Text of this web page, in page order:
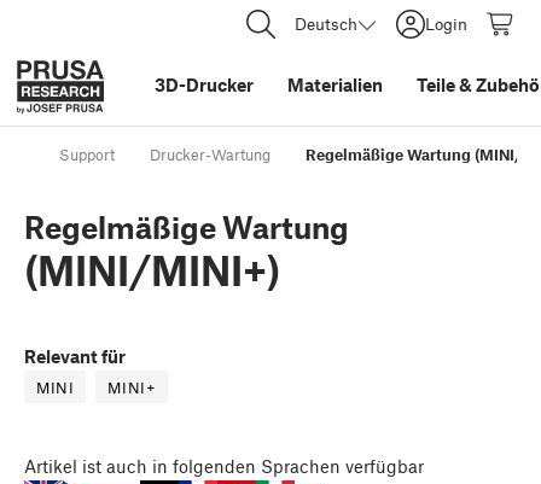
Deutsch Login
3D-Drucker Materialien Teile&
Support Drucker-Wartung Regelmäßige Wartung (MINI/
Regelmäßige Wartung
(MINI/MINI+)
Relevant für
MINI MINI+
Artikel ist auch in folgenden Sprachen verfügbar